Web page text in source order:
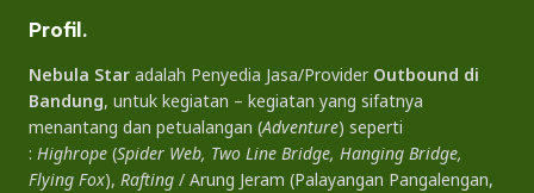
Profil.
Nebula Star adalah Penyedia Jasa/Provider Outbound di
Bandung, untuk kegiatan – kegiatan yang sifatnya
menantang dan petualangan (Adventure) seperti
: Highrope (Spider Web, Two Line Bridge, Hanging Bridge,
Flying Fox), Rafting / Arung Jeram (Palayangan Pangalengan,